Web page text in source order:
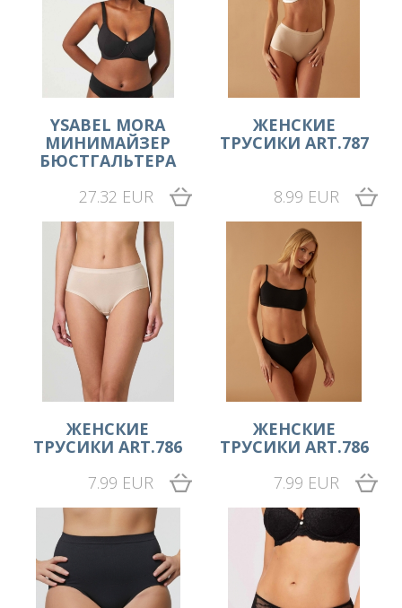
YSABEL MORA
МИНИМАЙЗЕР
БЮСТГАЛЬТЕРА
27.32 EUR
ЖЕНСКИЕ
ТРУСИКИ ART.787
8.99 EUR
ЖЕНСКИЕ
ТРУСИКИ ART.786
7.99 EUR
ЖЕНСКИЕ
ТРУСИКИ ART.786
7.99 EUR